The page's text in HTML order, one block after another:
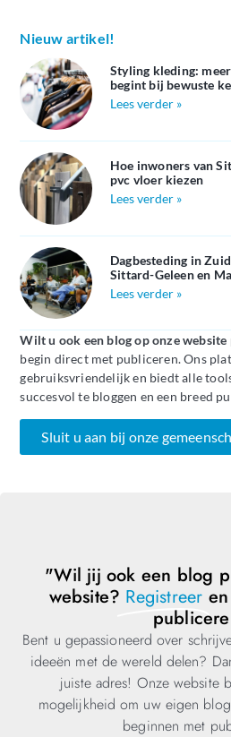
Nieuw artikel!
Styling kleding:
begint bij bewuste
Lees verder »
Hoe inwoners van
pvc vloer kiezen
Lees verder »
Dagbesteding in
Sittard-Geleen en
Lees verder »
Wilt u ook een blog op onze website
begin direct met publiceren. Ons
gebruiksvriendelijk en biedt alle
succesvol te bloggen en een breed
Sluit u aan bij onze
"Wil jij ook een blog
website? Registreer
Bent u gepassioneerd over
ideeën met de wereld delen?
juiste adres! Onze website
mogelijkheid om uw eigen
beginnen met